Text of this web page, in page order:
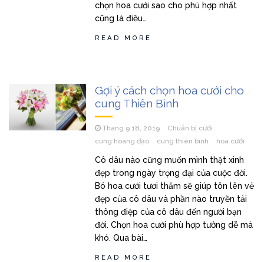
chọn hoa cưới sao cho phù hợp nhất
cũng là điều…
READ MORE
Gợi ý cách chọn hoa cưới cho
cung Thiên Bình
Tháng 9 18, 2019
Chuẩn bị cưới
cung hoàng đạo
cung thiên bình hoa cưới
Cô dâu nào cũng muốn mình thật xinh
đẹp trong ngày trọng đại của cuộc đời.
Bó hoa cưới tươi thắm sẽ giúp tôn lên vẻ
đẹp của cô dâu và phần nào truyền tải
thông điệp của cô dâu đến người bạn
đời. Chọn hoa cưới phù hợp tưởng dễ mà
khó. Qua bài…
READ MORE